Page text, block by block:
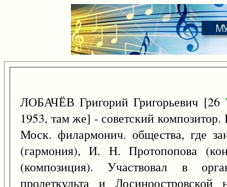
ЛОБАЧЁВ Григорий Григорьевич [26
1953, там же] - советский
Моск. филармонич. общества, где
(гармония), И. Н. Протопопова
(композиция). Участвовал в
пролеткульта и